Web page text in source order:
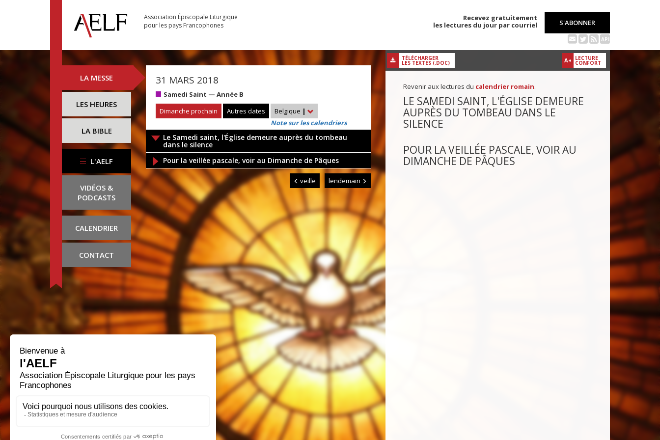
Association Épiscopale Liturgique
pour les pays Francophones
Recevez gratuitement
les lectures du jour par courriel
S'ABONNER
API
LA MESSE
LES HEURES
LA BIBLE
L'AELF
VIDÉOS &
PODCASTS
CALENDRIER
CONTACT
31 MARS 2018
Samedi Saint — Année B
Dimanche prochain
Autres dates Belgique |
Note sur les calendriers
Le Samedi saint, l'Église demeure auprès du tombeau
dans le silence
Pour la veillée pascale, voir au Dimanche de Pâques
veille lendemain
A+ LECTURE
CONFORT
TÉLÉCHARGER
LES TEXTES (.DOC)
Revenir aux lectures du calendrier romain.
LE SAMEDI SAINT, L'ÉGLISE DEMEURE
AUPRÈS DU TOMBEAU DANS LE
SILENCE
POUR LA VEILLÉE PASCALE, VOIR AU
DIMANCHE DE PÂQUES